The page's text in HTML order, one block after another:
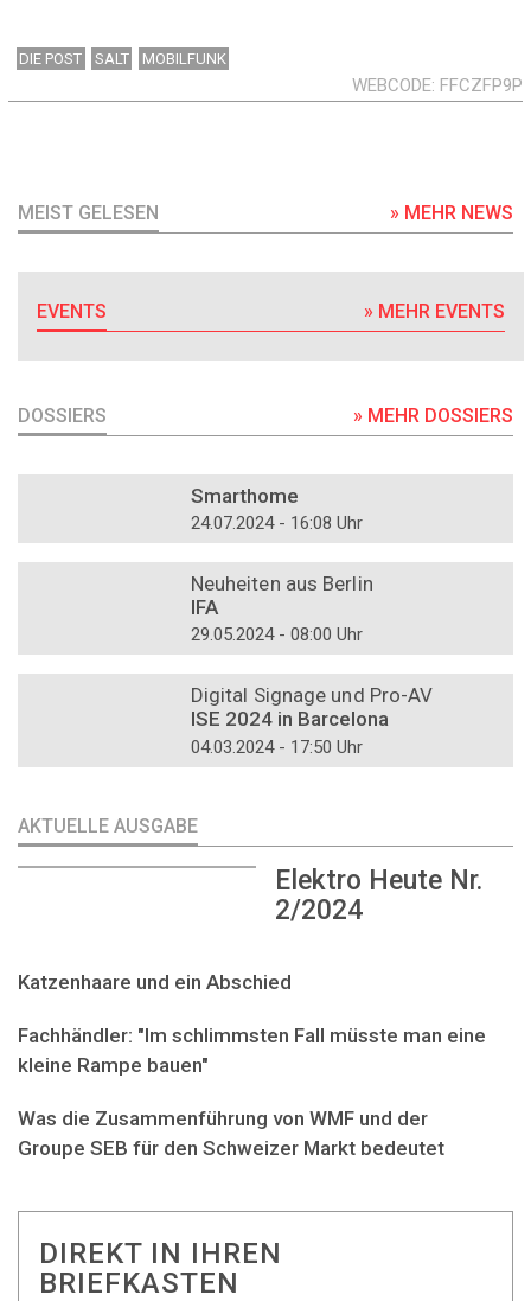
DIE POST SALT MOBILFUNK
WEBCODE FFCZFP9P
MEIST GELESEN » MEHR NEWS
EVENTS » MEHR EVENTS
DOSSIERS » MEHR DOSSIERS
Smarthome
24.07.2024 - 16:08 Uhr
Neuheiten aus Berlin
IFA
29.05.2024 - 08:00 Uhr
Digital Signage und Pro-AV
ISE 2024 in Barcelona
04.03.2024 - 17:50 Uhr
AKTUELLE AUSGABE
Elektro Heute Nr.
2/2024
Katzenhaare und ein Abschied
Fachhändler: "Im schlimmsten Fall müsste man eine
kleine Rampe bauen"
Was die Zusammenführung von WMF und der
Groupe SEB für den Schweizer Markt bedeutet
DIREKT IN IHREN
BRIEFKASTEN